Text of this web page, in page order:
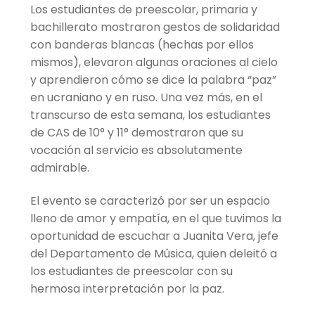
Los estudiantes de preescolar, primaria y
bachillerato mostraron gestos de solidaridad
con banderas blancas (hechas por ellos
mismos), elevaron algunas oraciones al cielo
y aprendieron cómo se dice la palabra “paz”
en ucraniano y en ruso. Una vez más, en el
transcurso de esta semana, los estudiantes
de CAS de 10° y 11° demostraron que su
vocación al servicio es absolutamente
admirable.
El evento se caracterizó por ser un espacio
lleno de amor y empatía, en el que tuvimos la
oportunidad de escuchar a Juanita Vera, jefe
del Departamento de Música, quien deleitó a
los estudiantes de preescolar con su
hermosa interpretación por la paz.